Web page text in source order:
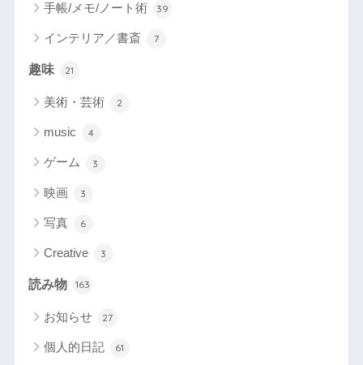
手帳/メモ/ノート術 39
インテリア／書斎 7
趣味 21
美術・芸術 2
music 4
ゲーム 3
映画 3
写真 6
Creative 3
読み物 163
お知らせ 27
個人的日記 61